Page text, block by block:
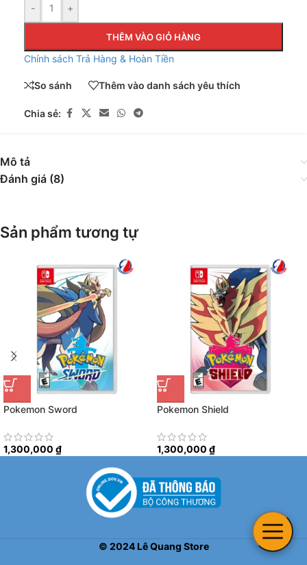
- +
THÊM VÀO GIỎ HÀNG
Chính sách Trả Hàng & Hoàn Tiền
So sánh Thêm vào danh sách yêu thích
Chia sẻ:
Mô tả
Đánh giá (8)
Sản phẩm tương tự
Pokemon Sword
1,300,000 ₫
Pokemon Shield
1,300,000 ₫
© 2024Lê Quang Store